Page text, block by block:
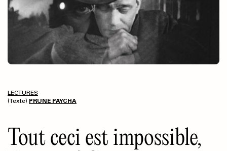
LECTURES
(Texte) PRUNE PAYCHA
Tout ceci est impossible,